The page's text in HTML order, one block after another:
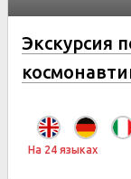
Экскурсия
На 24 языках